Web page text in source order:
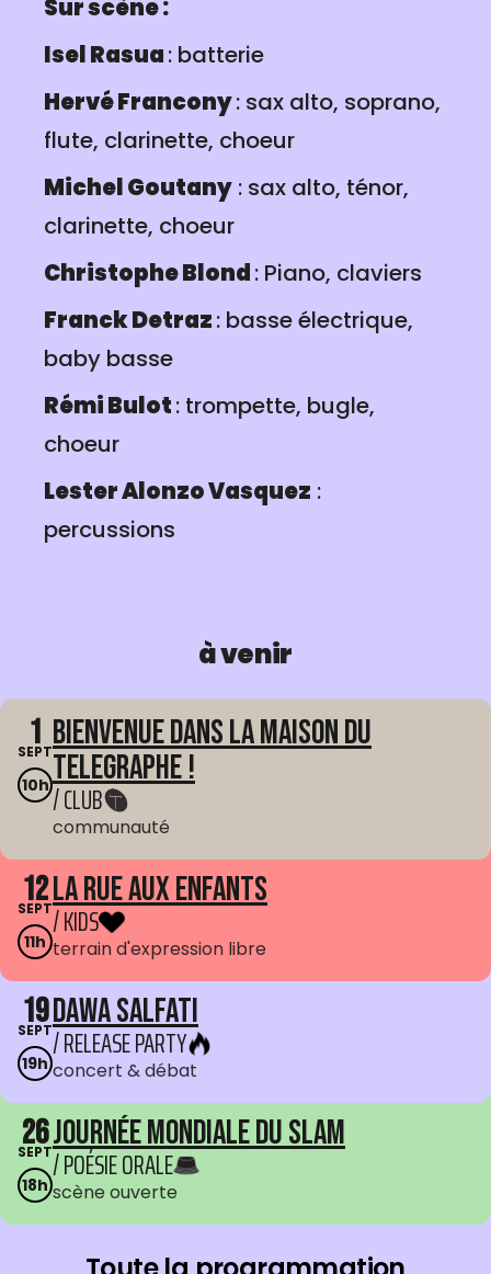
Sur scène :
Isel Rasua: batterie
Hervé Francony: sax alto, soprano,
flute, clarinette, choeur
Michel Goutany : sax alto, ténor,
clarinette, choeur
Christophe Blond: Piano, claviers
Franck Detraz: basse électrique,
baby basse
Rémi Bulot: trompette, bugle,
choeur
Lester Alonzo Vasquez :
percussions
à venir
1
SEPT
10h
Bienvenue dans La Maison du
Telegraphe !
/ CLUB
communauté
12
SEPT
11h
La Rue aux enfants
/ KIDS
terrain d'expression libre
19
SEPT
19h
Dawa Salfati
/ RELEASE PARTY
concert & débat
26
SEPT
18h
Journée mondiale du Slam
/ POÉSIE ORALE
scène ouverte